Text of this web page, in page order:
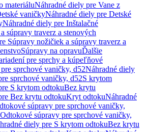
materiáluNáhradné diely pre Vane z
vaničkyNáhradné diely pre Detské
Náhradné diely pre Inštalačné
súpravy traverz a stenových
Súpravy nožičiek a súpravy traverz a
Súpravy na opravuĎalšie
pre sprchy a kúpeľňové
sprchové vaničky, d52Náhradné diely
sprchové vaničky, d52S krytom
S krytom odtokuBez krytu
Bez krytu odtokuKryt odtokuNáhradné
súpravy pre sprchové vaničky,
súpravy pre sprchové vaničky,
diely pre S krytom odtokuBez krytu